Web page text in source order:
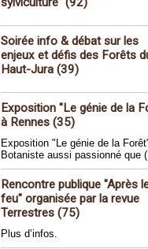
Soirée info & débat sur les
enjeux et défis des Forêts
Haut-Jura (39)
Exposition "Le génie de la
à Rennes (35)
Exposition "Le génie de la
Botaniste aussi passionné que
Rencontre publique "Après
feu" organisée par la revue
Terrestres (75)
Plus d’infos.